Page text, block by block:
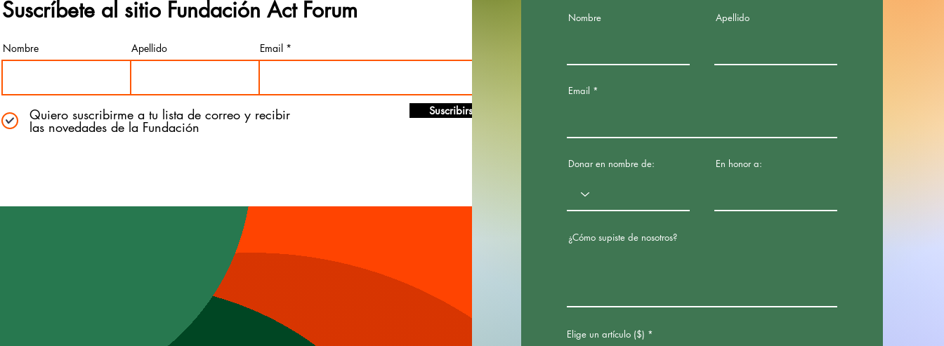
Suscríbete al sitio Fundación Act Forum
Nombre Apellido Email
Quiero suscribirme a tu lista de correo y recibir
las novedades de la Fundación
Suscribirse
Nombre Apellido
Email
Donar en nombre de: En honor a:
¿Cómo supiste de nosotros?
Elige un artículo ($) *